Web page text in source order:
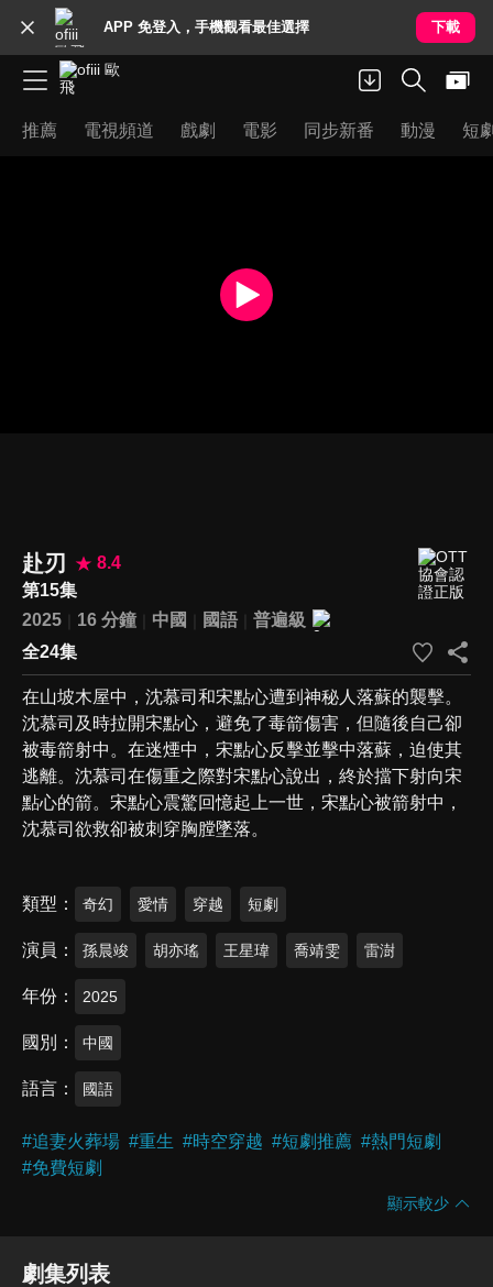
APP 免登入，手機觀看最佳選擇 下載
推薦 電視頻道 戲劇 電影 同步新番 動漫 短
赴刃
8.4
第15集
2025
16 分鐘 中國 國語
普遍級
全24集
在山坡木屋中，沈慕司和宋點心遭到神秘人落蘇的襲擊。
沈慕司及時拉開宋點心，避免了毒箭傷害，但隨後自己卻
被毒箭射中。在迷煙中，宋點心反擊並擊中落蘇，迫使其
逃離。沈慕司在傷重之際對宋點心說出，終於擋下射向宋
點心的箭。宋點心震驚回憶起上一世，宋點心被箭射中，
沈慕司欲救卻被刺穿胸膛墜落。
類型 奇幻 愛情 穿越 短劇
演員 孫晨竣 胡亦瑤 王星瑋 喬靖雯 雷澍
年份 2025
國別 中國
語言 國語
#追妻火葬場 #重生 #時空穿越 #短劇推薦 #熱門短劇
#免費短劇
顯示較少
劇集列表